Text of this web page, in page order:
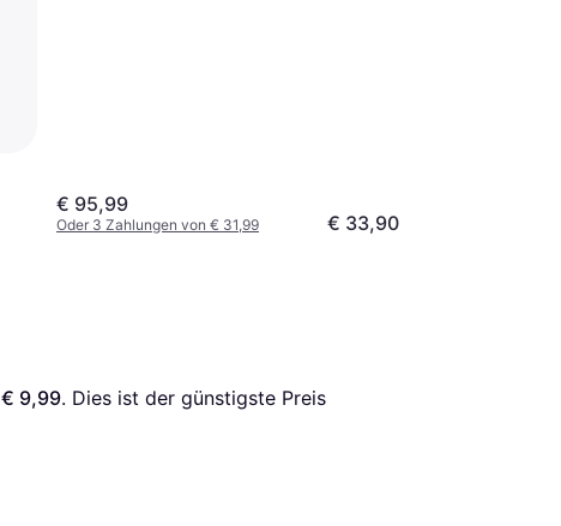
€ 95,99
Oder 3 Zahlungen von € 31,99 € 33,90
€ 9,99. Dies ist der günstigste Preis